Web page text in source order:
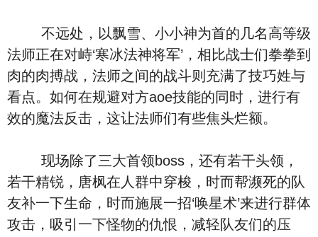
不远处，以飘雪、小小神为首的几名高等级
法师正在对峙‘寒冰法神将军’，相比战士们拳拳到
肉的肉搏战，法师之间的战斗则充满了技巧姓与
看点。如何在规避对方aoe技能的同时，进行有
效的魔法反击，这让法师们有些焦头烂额。
现场除了三大首领boss，还有若干头领，
若干精锐，唐枫在人群中穿梭，时而帮濒死的队
友补一下生命，时而施展一招‘唤星术’来进行群体
攻击，吸引一下怪物的仇恨，减轻队友们的压